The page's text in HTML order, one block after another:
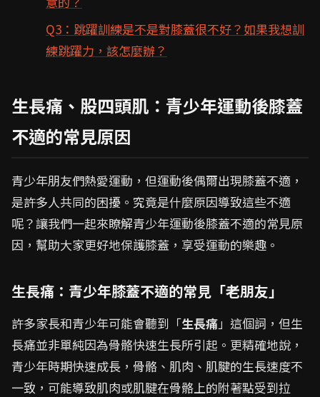
Q3：跳躍訓練是不是對膝蓋很不好？如果我想訓
練跳躍力，該怎麼辦？
生長痛、股四頭肌：青少年運動後膝蓋
不適的常見原因
青少年朋友們熱愛運動，但運動後偶爾出現膝蓋不適，
是許多人共同的困擾。究竟是什麼原因導致這些不適
呢？讓我們一起來瞭解青少年運動後膝蓋不適的常見原
因，幫助大家更好地保護膝蓋，享受運動的樂趣。
生長痛：青少年膝蓋不適的常見「老朋友」
許多家長和青少年可能會聽到「生長痛」這個詞，但生
長痛並非單純因為骨骼快速生長所引起。更精確地說，
青少年時期快速成長，骨骼、肌肉、肌腱的生長速度不
一致，可能導致肌肉或肌腱在骨骼上的附著點受到拉